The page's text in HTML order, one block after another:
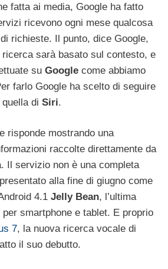
fatta ai media, Google ha fatto
ricevono ogni mese qualcosa
di richieste. Il punto, dice Google,
sarà basato sul contesto, e
su Google come abbiamo
farlo Google ha scelto di seguire
di Siri.
risponde mostrando una
raccolte direttamente da
Il servizio non è una completa
alla fine di giugno come
4.1 Jelly Bean, l’ultima
smartphone e tablet. E proprio
7, la nuova ricerca vocale di
il suo debutto.